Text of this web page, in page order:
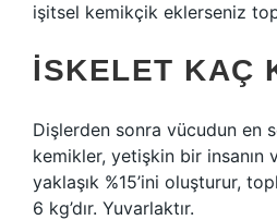
işitsel kemikçik eklerseniz
İSKELET KAÇ
Dişlerden sonra vücudun en
kemikler, yetişkin bir insanın
yaklaşık %15’ini oluşturur,
6 kg’dır. Yuvarlaktır.